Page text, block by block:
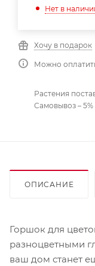
Нет в
Хочу в подарок
Можно
Растения
Самовывоз –
ОПИСАНИЕ
Горшок для
разноцветными
ваш дом станет